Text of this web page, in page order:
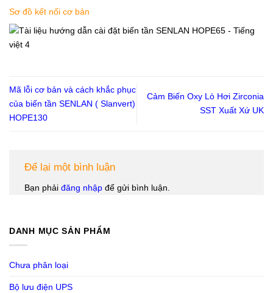
Sơ đồ kết nối cơ bản
Mã lỗi cơ bản và cách khắc phục
của biến tần SENLAN ( Slanvert)
HOPE130
Cảm Biến Oxy Lò Hơi Zirconia
SST Xuất Xứ UK
Để lại một bình luận
Bạn phải đăng nhập để gửi bình luận.
DANH MỤC SẢN PHẨM
Chưa phân loại
Bộ lưu điện UPS